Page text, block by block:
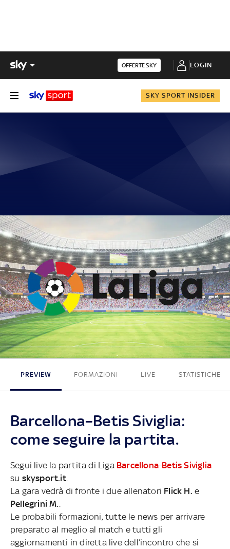
OFFERTE SKY LOGIN
SKY SPORT INSIDER
3 - 1
PREVIEW FORMAZIONI LIVE STATISTICHE
Barcellona–Betis Siviglia:
come seguire la partita.
Segui live la partita di Liga Barcellona-Betis Siviglia
su skysport.it.
La gara vedrà di fronte i due allenatori Flick H. e
Pellegrini M.
Le probabili formazioni, tutte le news per arrivare
preparato al meglio al match e tutti gli
aggiornamenti in diretta live dell’incontro che si